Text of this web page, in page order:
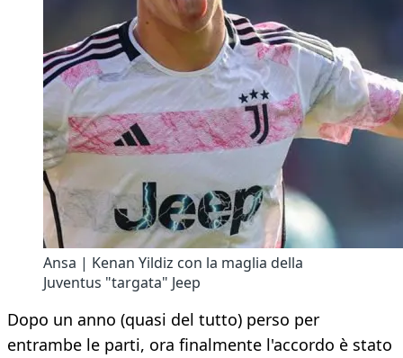
Ansa | Kenan Yildiz con la maglia della
Juventus "targata" Jeep
Dopo un anno (quasi del tutto) perso per
entrambe le parti, ora finalmente l'accordo è stato